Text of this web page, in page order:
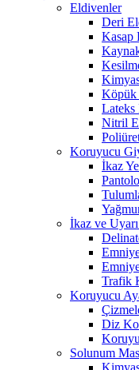
Eldivenler
Deri
Kasap
Köpük
Lateks
Nitril
Koruyucu
İkaz
İkaz ve
Trafik
Koruyucu
Diz
Solunum